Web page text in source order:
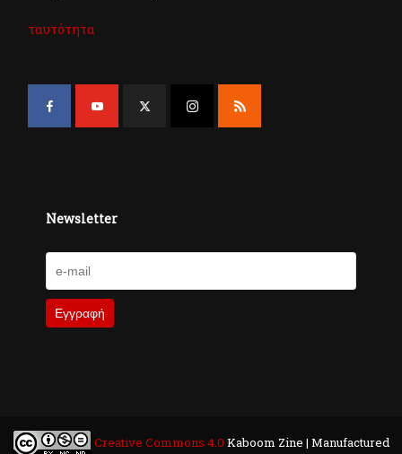
ταυτότητα
Newsletter
Creative Commons 4.0 Kaboom Zine | Manufactured